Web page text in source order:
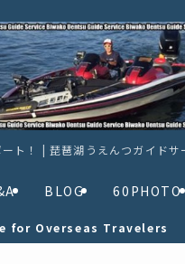
ト！ | 琵琶湖うえんつガイドサ
BLOG 60PHOTO
for Overseas Travelers